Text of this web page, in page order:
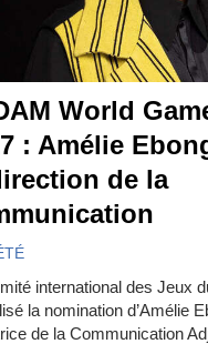
World
: Amélie
de la
international des Jeux
la nomination d’Amélie
de la Communication